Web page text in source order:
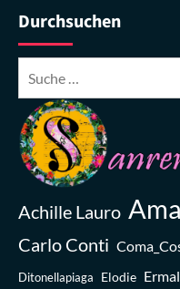
Durchsuchen
Achille Lauro
Carlo Conti
Ditonellapiaga Elodie